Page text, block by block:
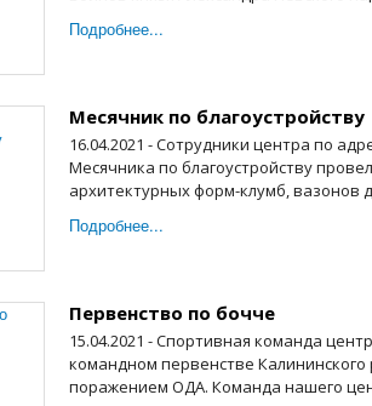
Подробнее...
Месячник по благоустройству
16.04.2021 - Сотрудники центра по
Месячника по благоустройству
архитектурных форм-клумб, вазонов
Подробнее...
Первенство по бочче
15.04.2021 - Спортивная команда
командном первенстве
поражением ОДА. Команда нашего